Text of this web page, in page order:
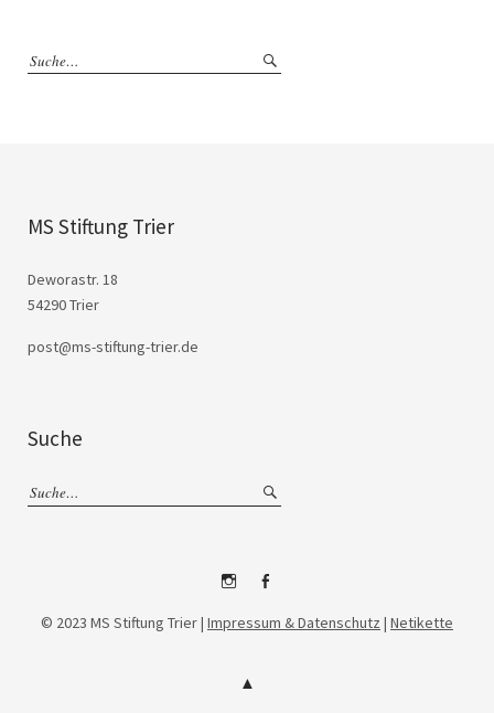
MS Stiftung Trier
Deworastr. 18
54290 Trier
post@ms-stiftung-trier.de
Suche
InstagramFacebook
© 2023 MS Stiftung Trier | Impressum & Datenschutz | Netikette